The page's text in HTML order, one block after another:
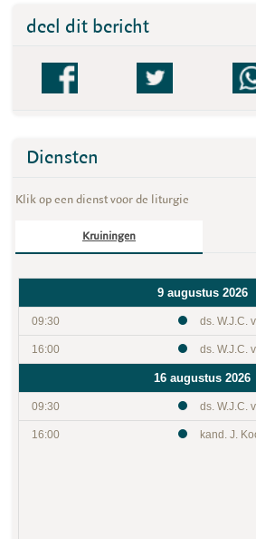
deel dit bericht
Diensten
Klik op een dienst voor de liturgie
Kruiningen
9 augustus 2026
09:30 ds. W.J.C.
16:00 ds. W.J.C.
16 augustus 2026
09:30 ds. W.J.C.
16:00 kand. J.